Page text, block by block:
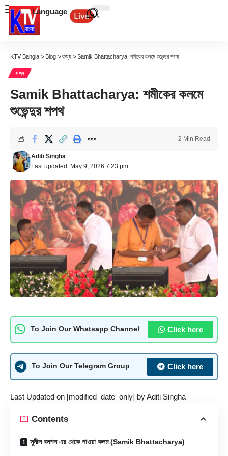
Language
KTV Bangla > Blog > রাজ্য > Samik Bhattacharya: শমীকের কলমে শুভেন্দুর শপথ
রাজ্য
Samik Bhattacharya: শমীকের কলমে
শুভেন্দুর শপথ
Last updated: May 9, 2026 7:23 pm
Aditi Singha
2 Min Read
To Join Our Whatsapp Channel Click here
To Join Our Telegram Group Click here
Last Updated on [modified_date_only] byAditi Singha
Contents
সুনীল বনশল এর থেকে পাওয়া কলম (Samik Bhattacharya)